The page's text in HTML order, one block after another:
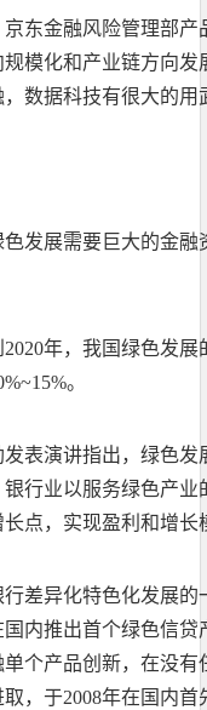
东金融风险管理部
模化和产业链方向
数据科技有很大的用
发展需要巨大的金
年，我国绿色发
。
表演讲指出，绿色
行业以服务绿色产
点，实现盈利和增长
差异化特色化发展
内推出首个绿色信
个产品创新，在没
，于2008年在国内